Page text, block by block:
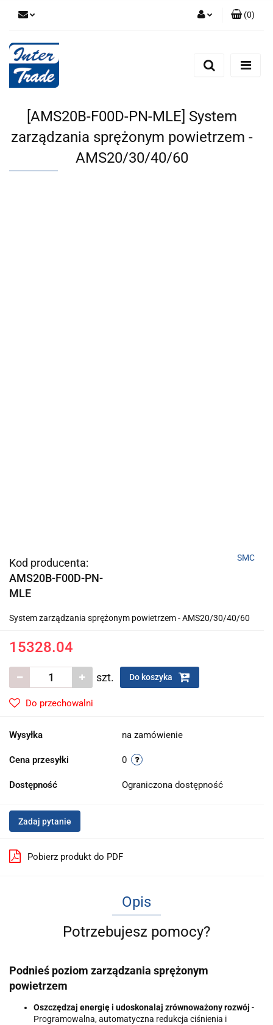
Zarejestruj się
(0)
[AMS20B-F00D-PN-MLE] System
zarządzania sprężonym powietrzem -
AMS20/30/40/60
Kod producenta:
AMS20B-F00D-PN-
MLE
SMC
System zarządzania sprężonym powietrzem - AMS20/30/40/60
15328.04
szt. Do koszyka
Do przechowalni
Wysyłka na zamówienie
Cena przesyłki 0
Dostępność Ograniczona dostępność
Zadaj pytanie
Pobierz produkt do PDF
Opis
Potrzebujesz pomocy?
Podnieś poziom zarządzania sprężonym
powietrzem
Oszczędzaj energię i udoskonalaj zrównoważony rozwój -
Programowalna, automatyczna redukcja ciśnienia i